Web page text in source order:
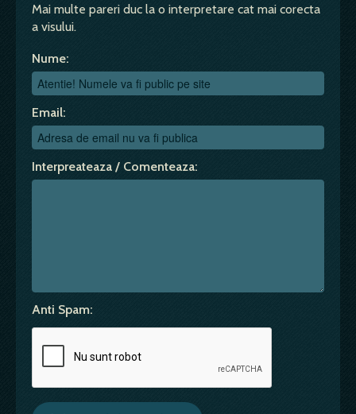
Mai multe pareri duc la o interpretare cat mai corecta
a visului.
Nume:
Email:
Interpreateaza / Comenteaza:
Anti Spam: